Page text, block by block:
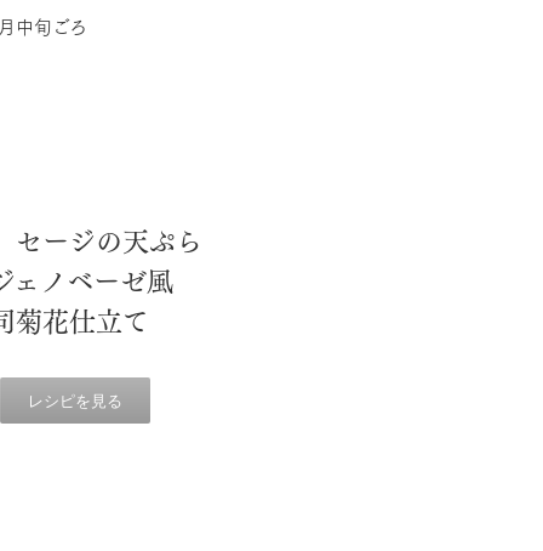
中旬ごろ
セージの天ぷら
ェノベーゼ⾵
菊花仕⽴て
レシピを見る